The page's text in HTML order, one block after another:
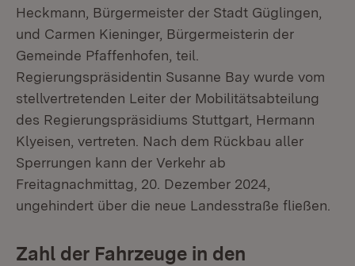
Heckmann, Bürgermeister der Stadt Güglingen,
und Carmen Kieninger, Bürgermeisterin der
Gemeinde Pfaffenhofen, teil.
Regierungspräsidentin Susanne Bay wurde vom
stellvertretenden Leiter der Mobilitätsabteilung
des Regierungspräsidiums Stuttgart, Hermann
Klyeisen, vertreten. Nach dem Rückbau aller
Sperrungen kann der Verkehr ab
Freitagnachmittag, 20. Dezember 2024,
ungehindert über die neue Landesstraße fließen.
Zahl der Fahrzeuge in den